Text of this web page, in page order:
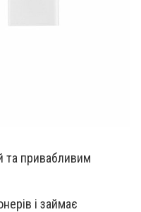
та привабливим
і займає